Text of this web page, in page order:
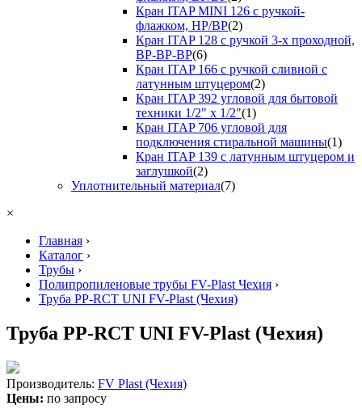
Кран ITAP MINI 126 с ручкой-
флажком, НР/ВР(2)
Кран ITAP 128 с ручкой 3-х проходной,
ВР-ВР-ВР(6)
Кран ITAP 166 с ручкой сливной с
латунным штуцером(2)
Кран ITAP 392 угловой для бытовой
техники 1/2" х 1/2"(1)
Кран ITAP 706 угловой для
подключения стиральной машины(1)
Кран ITAP 139 с латунным штуцером и
заглушкой(2)
Уплотнительный материал(7)
×
Главная ›
Каталог ›
Трубы ›
Полипропиленовые трубы FV-Plast Чехия ›
Труба PP-RCT UNI FV-Plast (Чехия)
Труба PP-RCT UNI FV-Plast (Чехия)
Производитель: FV Plast (Чехия)
Цены: по запросу